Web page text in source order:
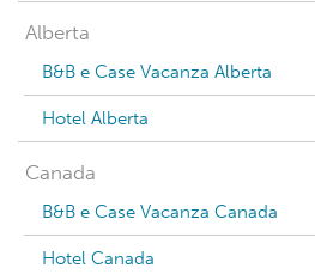
Alberta
B&B e Case Vacanza Alberta
Hotel Alberta
Canada
B&B e Case Vacanza Canada
Hotel Canada